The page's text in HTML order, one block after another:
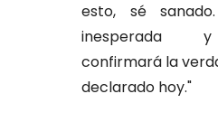
esto, sé
inesperada
confirmará la
declarado hoy."